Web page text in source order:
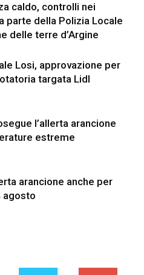
caldo, controlli nei
parte della Polizia Locale
delle terre d’Argine
Losi, approvazione per
targata Lidl
l’allerta arancione
estreme
arancione anche per
agosto